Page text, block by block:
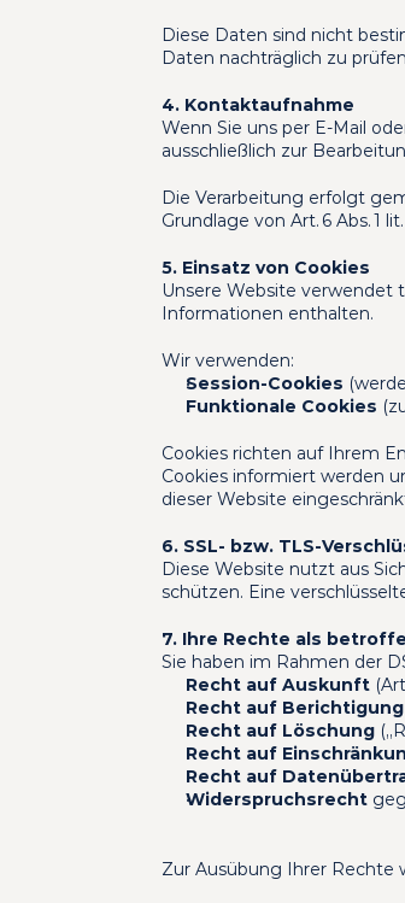
Diese Daten sind nicht
Daten nachträglich zu
4. Kontaktaufnahme
Wenn Sie uns per E-Mail
ausschließlich zur
Die Verarbeitung erfolgt
Grundlage von Art. 6 Abs.
5. Einsatz von Cookies
Unsere Website verwendet
Informationen enthalten.
Wir verwenden:
Session-Cookies
Funktionale Cookies
Cookies richten auf Ihrem
Cookies informiert werden
dieser Website
6. SSL- bzw. TLS-
Diese Website nutzt aus
schützen. Eine
7. Ihre Rechte als
Sie haben im Rahmen der
Recht auf Auskunft
Recht auf Berichtigung
Recht auf Löschung
Recht auf
Recht auf
Widerspruchsrecht
Zur Ausübung Ihrer Rechte